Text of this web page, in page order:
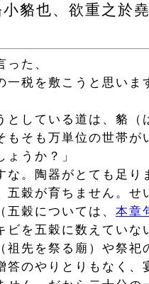
貉也、欲重之於
た、
一税を敷こうと思いま
としている道は、貉（
もそも万単位の世帯が
うか？」
な。陶器がとても足り
五穀が育ちません。せ
穀については、 本章
ビを五穀に数えていな
祖先を祭る廟）や祭祀
答のやりとりもなく、